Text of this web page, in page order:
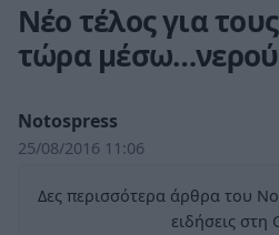
Νέο τέλος για
τώρα
Notospress
25/08/2016 11:06
Δες περισσότερα άρθρα του
ειδήσεις στη